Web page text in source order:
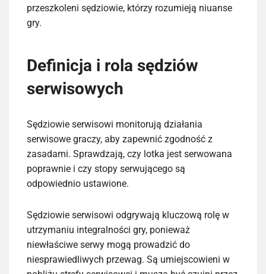
przeszkoleni sędziowie, którzy rozumieją niuanse
gry.
Definicja i rola sędziów
serwisowych
Sędziowie serwisowi monitorują działania
serwisowe graczy, aby zapewnić zgodność z
zasadami. Sprawdzają, czy lotka jest serwowana
poprawnie i czy stopy serwującego są
odpowiednio ustawione.
Sędziowie serwisowi odgrywają kluczową rolę w
utrzymaniu integralności gry, ponieważ
niewłaściwe serwy mogą prowadzić do
niesprawiedliwych przewag. Są umiejscowieni w